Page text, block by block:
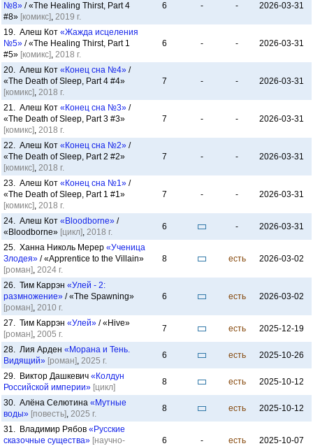
№8» / «The Healing Thirst, Part 4
#8» [комикс], 2019 г.
6 - - 2026-03-31
19. Алеш Кот «Жажда исцеления
№5» / «The Healing Thirst, Part 1
#5» [комикс], 2018 г.
6 - - 2026-03-31
20. Алеш Кот «Конец сна №4» /
«The Death of Sleep, Part 4 #4»
[комикс], 2018 г.
7 - - 2026-03-31
21. Алеш Кот «Конец сна №3» /
«The Death of Sleep, Part 3 #3»
[комикс], 2018 г.
7 - - 2026-03-31
22. Алеш Кот «Конец сна №2» /
«The Death of Sleep, Part 2 #2»
[комикс], 2018 г.
7 - - 2026-03-31
23. Алеш Кот «Конец сна №1» /
«The Death of Sleep, Part 1 #1»
[комикс], 2018 г.
7 - - 2026-03-31
24. Алеш Кот «Bloodborne» /
«Bloodborne» [цикл], 2018 г.
6 - 2026-03-31
25. Ханна Николь Мерер «Ученица
Злодея» / «Apprentice to the Villain»
[роман], 2024 г.
8 есть 2026-03-02
26. Тим Каррэн «Улей - 2:
размножение» / «The Spawning»
[роман], 2010 г.
6 есть 2026-03-02
27. Тим Каррэн «Улей» / «Hive»
[роман], 2005 г.
7 есть 2025-12-19
28. Лия Арден «Морана и Тень.
Видящий» [роман], 2025 г.
6 есть 2025-10-26
29. Виктор Дашкевич «Колдун
Российской империи» [цикл]
8 есть 2025-10-12
30. Алёна Селютина «Мутные
воды» [повесть], 2025 г.
8 есть 2025-10-12
31. Владимир Рябов «Русские
сказочные существа» [научно-
6 - есть 2025-10-07